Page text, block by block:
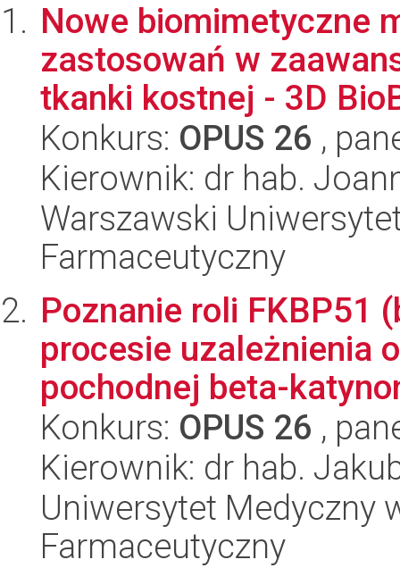
Nowe biomimetyczne
zastosowań w
tkanki kostnej - 3D
Konkurs: OPUS 26 ,
Kierownik: dr hab.
Warszawski
Farmaceutyczny
Poznanie roli FKBP51
procesie uzależnienia
pochodnej beta-
Konkurs: OPUS 26 ,
Kierownik: dr hab.
Uniwersytet Medyczny
Farmaceutyczny